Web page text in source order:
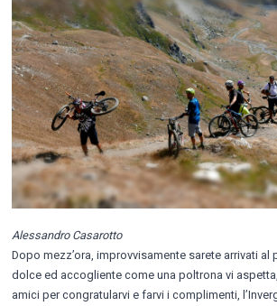
Alessandro Casarotto
Dopo mezz’ora, improvvisamente sarete arrivati al
dolce ed accogliente come una poltrona vi
amici per congratularvi e farvi i complimenti,